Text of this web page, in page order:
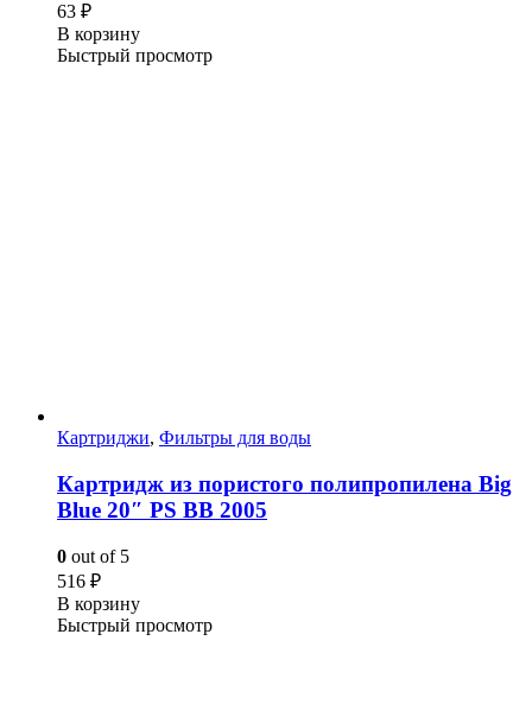
63 ₽
В корзину
Быстрый просмотр
Картриджи, Фильтры для воды
Картридж из пористого полипропилена Big
Blue 20″ PS BB 2005
0 out of 5
516 ₽
В корзину
Быстрый просмотр